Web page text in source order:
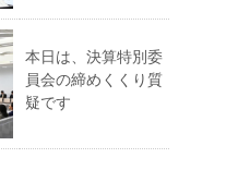
本日は、決算特別委
員会の締めくくり質
疑です